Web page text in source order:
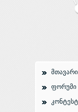
მთავარი
ფორუმი